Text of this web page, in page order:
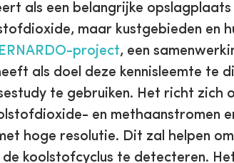
als een belangrijke
maar kustgebieden en
project, een
als doel deze kennisleemte te
te gebruiken. Het richt zich
en methaanstromen
hoge resolutie. Dit zal helpen
de koolstofcyclus te detecteren.